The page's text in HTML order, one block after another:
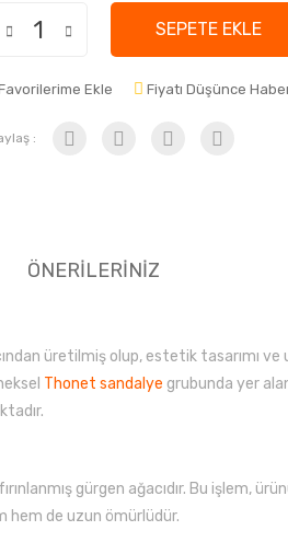
SEPETE EKLE
Ekle Fiyatı Düşünce
:
ÖNERİLERİNİZ
üretilmiş olup, estetik tasarımı ve
Thonet sandalye grubunda yer
gürgen ağacıdır. Bu işlem,
hem de uzun ömürlüdür.